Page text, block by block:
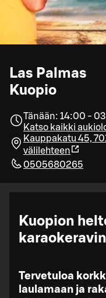
Las Palmas
Kuopio
Tänään: 14:00 -
Katso kaikki
Kauppakatu 45,
välilehteen
0505680265
Kuopion
Tervetuloa
laulamaan ja